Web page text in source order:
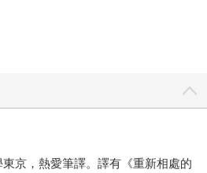
京，熱愛筆譯。譯有《重新相處的